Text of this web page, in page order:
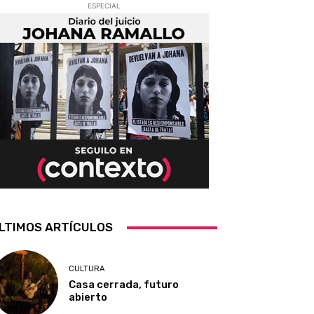
ESPECIAL
ARTÍCULOS
CULTURA
Casa cerrada, futuro
abierto